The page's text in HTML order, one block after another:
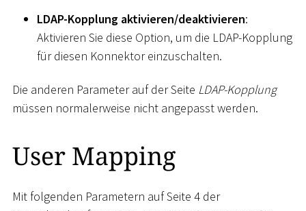
LDAP-Kopplung aktivieren/deaktivieren:
Aktivieren Sie diese Option, um die LDAP-Kopplung
für diesen Konnektor einzuschalten.
Die anderen Parameter auf der Seite LDAP-Kopplung
müssen normalerweise nicht angepasst werden.
User Mapping
Mit folgenden Parametern auf Seite 4 der